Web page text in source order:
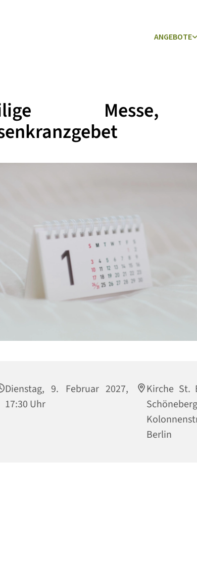
ANGEBOTE
Messe,
Dienstag, 9. Februar 2027,
17:30 Uhr
Kirche St.
Berlin